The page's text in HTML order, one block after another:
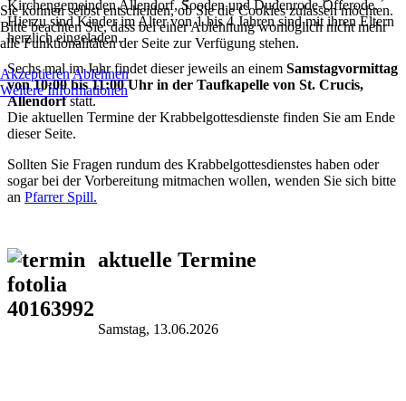
Kirchengemeinden Allendorf, Sooden und Dudenrode-Offerode.
Hierzu sind Kinder im Alter von 1 bis 4 Jahren sind mit ihren Eltern
herzlich eingeladen.
Sechs mal im Jahr findet dieser jeweils an einem Samstagvormittag
von 10:00 bis 11:00 Uhr in der Taufkapelle von St. Crucis,
Allendorfstatt.
Die aktuellen Termine der Krabbelgottesdienste finden Sie am Ende
dieser Seite.
Sollten Sie Fragen rundum des Krabbelgottesdienstes haben oder
sogar bei der Vorbereitung mitmachen wollen, wenden Sie sich bitte
an Pfarrer Spill.
aktuelle Termine
Samstag, 13.06.2026
Sie können selbst entscheiden, ob Sie die Cookies zulassen möchten.
Bitte beachten Sie, dass bei einer Ablehnung womöglich nicht mehr
alle Funktionalitäten der Seite zur Verfügung stehen.
AkzeptierenAblehnen
Weitere Informationen